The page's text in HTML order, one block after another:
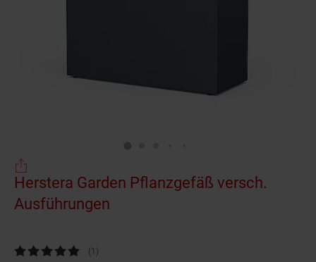
Herstera Garden Pflanzgefäß versch.
Ausführungen
Kundenbewertung: 5 von 5 Sternen
(1 Kundenbewertungen
)